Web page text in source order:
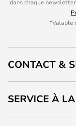
dans chaque
*Valable
CONTACT &
SERVICE À